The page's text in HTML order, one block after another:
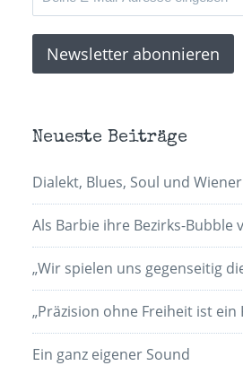
Neueste Beiträge
Dialekt, Blues, Soul und
Als Barbie ihre Bezirks-Bubble
„Wir spielen uns gegenseitig
„Präzision ohne Freiheit ist ein
Ein ganz eigener Sound